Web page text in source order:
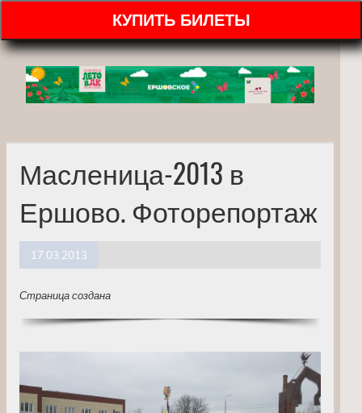
КУПИТЬ БИЛЕТЫ
Масленица-2013 в
Ершово. Фоторепортаж
17.03.2013
Страница создана